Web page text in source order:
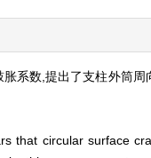
系数,提出了支柱外筒
that circular surface